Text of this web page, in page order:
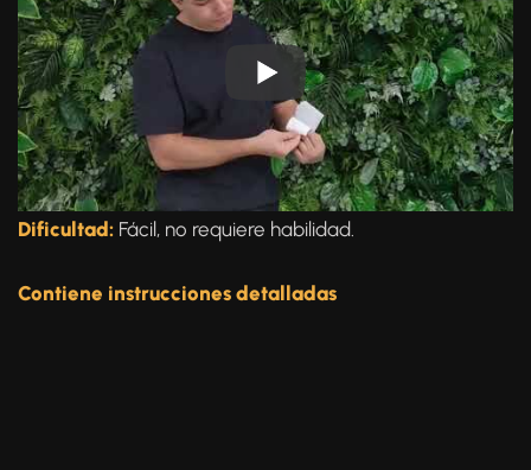
Dificultad: Fácil, no requiere habilidad.
Contiene instrucciones detalladas